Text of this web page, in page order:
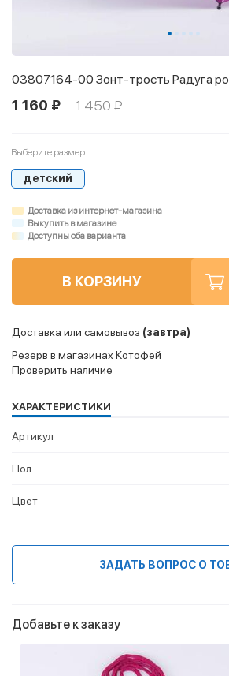
03807164-00 Зонт-трость Радуга
1 160 ₽ 1 450 ₽
Выберите размер
детский
Доставка из интернет-магазина
Выкупить в магазине
Доступны оба варианта
В КОРЗИНУ
Доставка или самовывоз (завтра)
Резерв в магазинах Котофей
Проверить наличие
ХАРАКТЕРИСТИКИ
Артикул
Пол
Цвет
ЗАДАТЬ ВОПРОС О
Добавьте к заказу